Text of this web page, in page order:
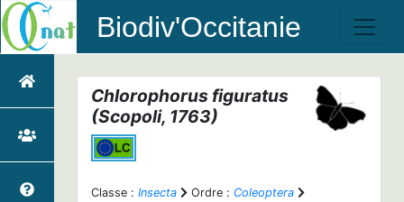
Biodiv'Occitanie
Chlorophorus figuratus
(Scopoli, 1763)
Classe : Insecta Ordre : Coleoptera